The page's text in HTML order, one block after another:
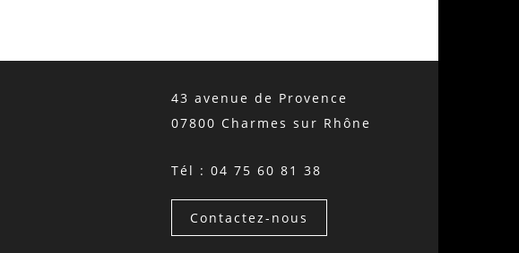
43 avenue de Provence
07800 Charmes sur Rhône
Tél : 04 75 60 81 38
Contactez-nous